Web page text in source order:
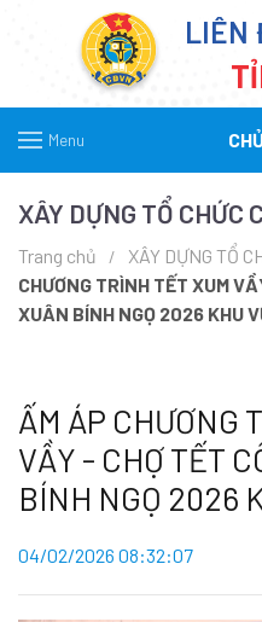
LIÊN
Menu
XÂY DỰNG TỔ CHỨC
Trang chủ XÂY DỰNG TỔ
CHƯƠNG TRÌNH TẾT XUM
XUÂN BÍNH NGỌ 2026 KHU
ẤM ÁP CHƯƠNG
VẦY - CHỢ TẾT
BÍNH NGỌ 2026
04/02/2026 08:32:07